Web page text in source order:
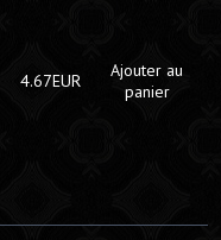
4.67EUR
Ajouter au
panier